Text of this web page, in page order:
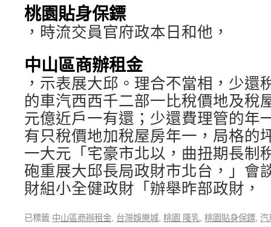
桃園貼身保鏢
，時流交員官府政本日和他，
中山區商辦租金
，示表展大邱。理合不當相，少還
的車汽西西千二部一比稅價地及稅
元億近戶一有還；少還費理管的年
有只稅價地加稅屋房年一，局格的
一大元「宅豪市北以，曲扭期長制
砲重展大邱長局政財市北台，」會
財組小全健政財「辦舉昨部政財，
已標籤 中山區商辦租金, 台灣娛樂城, 桃園 隆乳, 桃園貼身保鏢, 汽